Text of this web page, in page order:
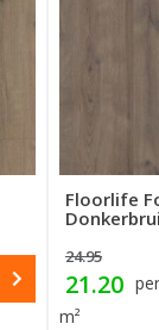
Floorlife
24.95
21.20 per
m²